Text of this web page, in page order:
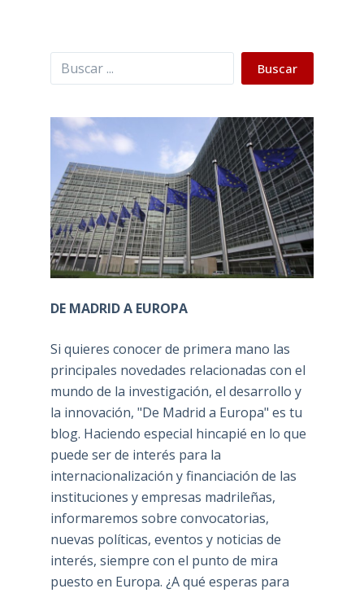
Buscar Buscar
DE MADRID A EUROPA
Si quieres conocer de primera mano las
principales novedades relacionadas con el
mundo de la investigación, el desarrollo y
la innovación, "De Madrid a Europa" es tu
blog. Haciendo especial hincapié en lo que
puede ser de interés para la
internacionalización y financiación de las
instituciones y empresas madrileñas,
informaremos sobre convocatorias,
nuevas políticas, eventos y noticias de
interés, siempre con el punto de mira
puesto en Europa. ¿A qué esperas para